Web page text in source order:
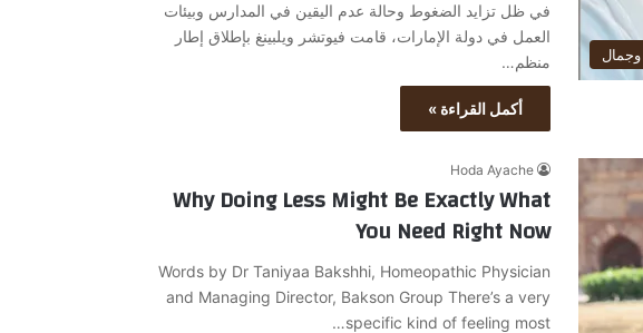
في ظل تزايد الضغوط وحالة عدم اليقين في المدارس وبيئات
العمل في دولة الإمارات، قامت فيوتشر ويلبينغ بإطلاق إطار
منظم…
أكمل القراءة »
Hoda Ayache
Why Doing Less Might Be Exactly What
You Need Right Now
Words by Dr Taniyaa Bakshhi, Homeopathic Physician
and Managing Director, Bakson Group There’s a very
specific kind of feeling most…